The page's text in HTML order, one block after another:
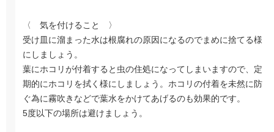
〈 気を付けること 〉
受け皿に溜まった水は根腐れの原因になるのでまめに捨てる様
にしましょう。
葉にホコリが付着すると虫の住処になってしまいますので、定
期的にホコリを拭く様にしましょう。ホコリの付着を未然に防
ぐ為に霧吹きなどで葉水をかけてあげるのも効果的です。
5度以下の場所は避けましょう。